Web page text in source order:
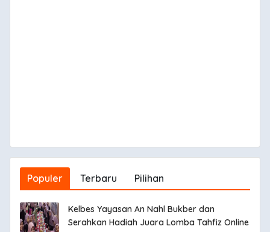
Populer Terbaru Pilihan
Kelbes Yayasan An Nahl Bukber dan
Serahkan Hadiah Juara Lomba Tahfiz Online